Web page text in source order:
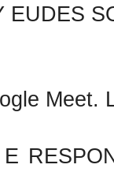
EUDES
Meet.